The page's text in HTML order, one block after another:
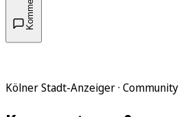
Kölner Stadt-Anzeiger · Community